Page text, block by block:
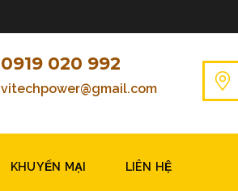
0919 020 992
vitechpower@gmail.com
KHUYẾN MẠI LIÊN HỆ